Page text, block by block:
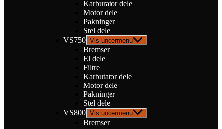
Karburator dele
Motor dele
Pakninger
Stel dele
VS750 Vis undermenu
Bremser
El dele
Filtre
Karbutator dele
Motor dele
Pakninger
Stel dele
VS800 Vis undermenu
Bremser